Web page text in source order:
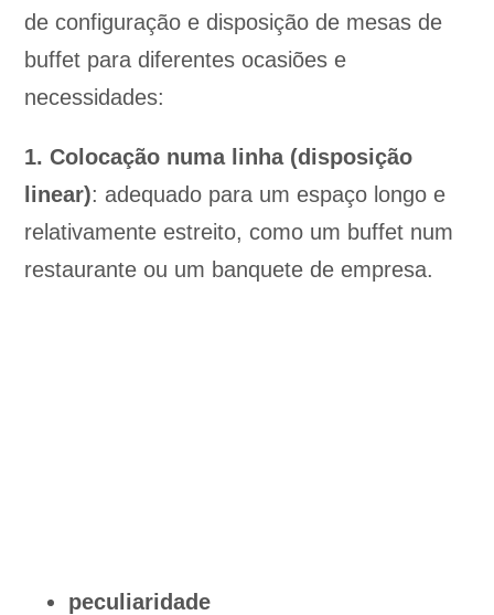
de configuração e disposição de mesas de
buffet para diferentes ocasiões e
necessidades:
1. Colocação numa linha (disposição
linear): adequado para um espaço longo e
relativamente estreito, como um buffet num
restaurante ou um banquete de empresa.
peculiaridade